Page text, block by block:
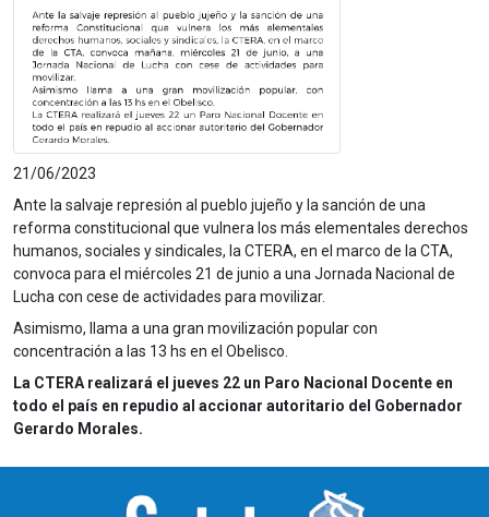
21/06/2023
Ante la salvaje represión al pueblo jujeño y la sanción de una
reforma constitucional que vulnera los más elementales derechos
humanos, sociales y sindicales, la CTERA, en el marco de la CTA,
convoca para el miércoles 21 de junio a una Jornada Nacional de
Lucha con cese de actividades para movilizar.
Asimismo, llama a una gran movilización popular con
concentración a las 13 hs en el Obelisco.
La CTERA realizará el jueves 22 un Paro Nacional Docente en
todo el país en repudio al accionar autoritario del Gobernador
Gerardo Morales.